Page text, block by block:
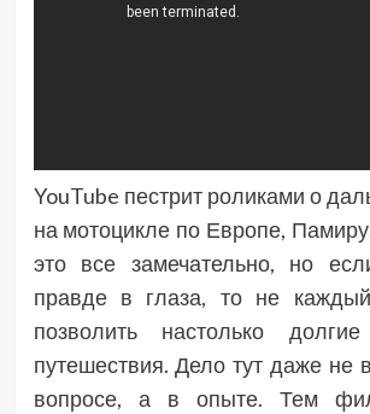
YouTube пестрит роликами о
на мотоцикле по Европе,
это все замечательно, но
правде в глаза, то не
позволить настолько
путешествия. Дело тут даже не
вопросе, а в опыте. Тем